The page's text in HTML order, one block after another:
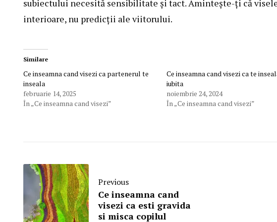
subiectului necesită sensibilitate și tact. Amintește-ți că
interioare, nu predicții ale viitorului.
Similare
Ce inseamna cand visezi ca partenerul te
inseala
februarie 14, 2025
În „Ce inseamna cand visezi”
Ce inseamna cand visezi ca te
iubita
noiembrie 24, 2024
În „Ce inseamna cand visezi”
Previous
Ce inseamna cand
visezi ca esti gravida
si misca copilul